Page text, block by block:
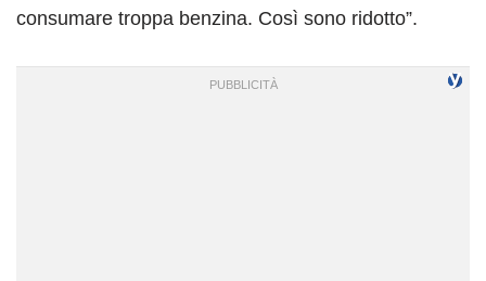
consumare troppa benzina. Così sono ridotto”.